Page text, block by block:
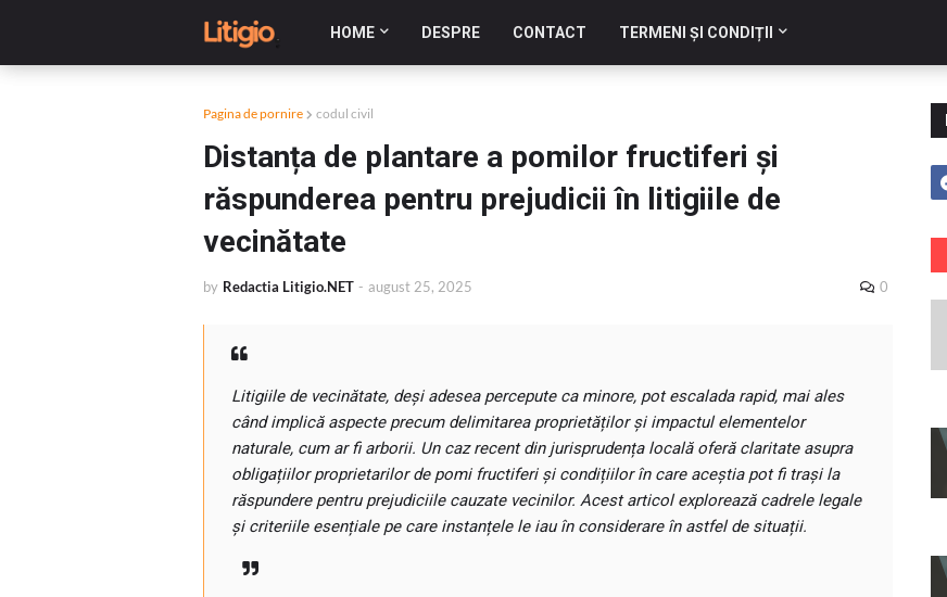
HOME DESPRE CONTACT TERMENI ȘI CONDIȚII
Pagina de pornire codul civil
Distanța de plantare a pomilor fructiferi și
răspunderea pentru prejudicii în litigiile de
vecinătate
by Redactia Litigio.NET - august 25, 2025 0
Litigiile de vecinătate, deși adesea percepute ca minore, pot escalada rapid, mai ales
când implică aspecte precum delimitarea proprietăților și impactul elementelor
naturale, cum ar fi arborii. Un caz recent din jurisprudența locală oferă claritate asupra
obligațiilor proprietarilor de pomi fructiferi și condițiilor în care aceștia pot fi trași la
răspundere pentru prejudiciile cauzate vecinilor. Acest articol explorează cadrele legale
și criteriile esențiale pe care instanțele le iau în considerare în astfel de situații.